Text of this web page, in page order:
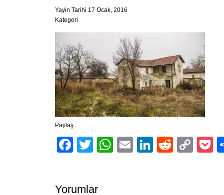
Yayin Tarihi 17 Ocak, 2016
Kategori
Paylaş:
Facebook
TwitterWhatsApp
EmailLinkedIn
Reddit
Yorumlar